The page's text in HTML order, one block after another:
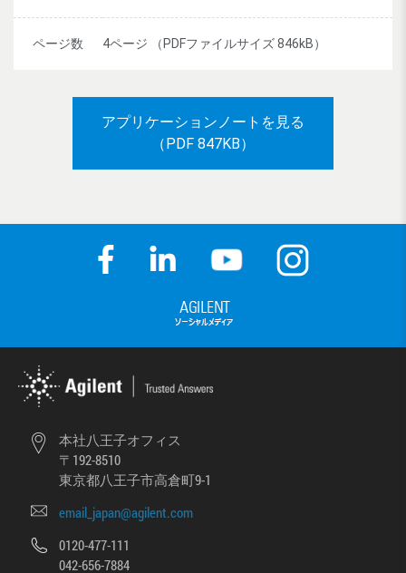
ページ数 4ページ （PDFファイルサイズ 846kB）
アプリケーションノートを見る
（PDF 847KB）
本社八王子オフィス
〒192-8510
東京都八王子市高倉町9-1
email_japan@agilent.com
0120-477-111
042-656-7884